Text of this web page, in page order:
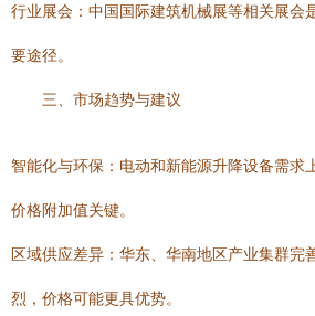
行业展会：中国国际建筑机械展等相关展会
要途径。
三、市场趋势与建议
智能化与环保：电动和新能源升降设备需求
价格附加值关键。
区域供应差异：华东、华南地区产业集群完
烈，价格可能更具优势。